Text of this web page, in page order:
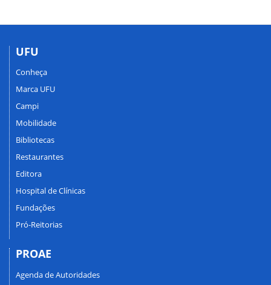
UFU
Conheça
Marca UFU
Campi
Mobilidade
Bibliotecas
Restaurantes
Editora
Hospital de Clínicas
Fundações
Pró-Reitorias
PROAE
Agenda de Autoridades